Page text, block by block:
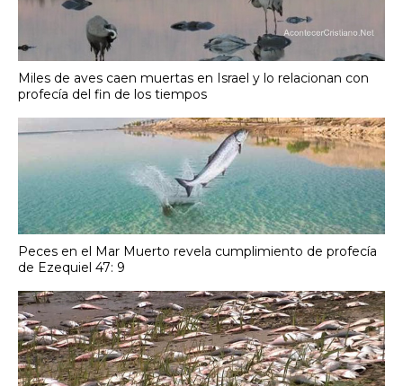
Miles de aves caen muertas en Israel y lo relacionan con
profecía del fin de los tiempos
Peces en el Mar Muerto revela cumplimiento de profecía
de Ezequiel 47: 9